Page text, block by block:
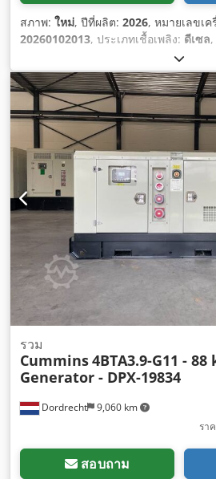
สภาพ: ใหม่, ปีที่ผลิต: 2026, หมายเลขเ
20260102013, ประเภทเชื้อเพลิง: ดีเซล
Dordrecht 9,060 km
รวม
Cummins4BTA3.9-G11 - 88
Generator - DPX-19834
รา
สอบถาม